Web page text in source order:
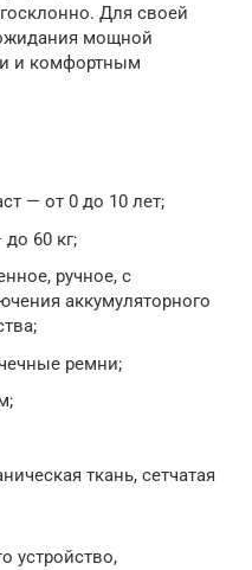
Для своей
мощной
и комфортным
— от 0 до 10 лет;
60 кг;
ручное, с
аккумуляторного
ремни;
ткань, сетчатая
устройство,